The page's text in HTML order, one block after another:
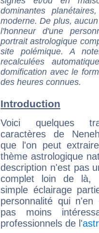
dominantes
moderne. De plus,
l'honneur d'une
portrait astrologique
site polémique. A
recalculées
domification avec le
des heures connues.
Introduction
Voici quelques
caractères de
que l'on peut
thème astrologique
description n'est pas
complet loin de là,
simple éclairage
personnalité qui n'en
pas moins
professionnels de l'